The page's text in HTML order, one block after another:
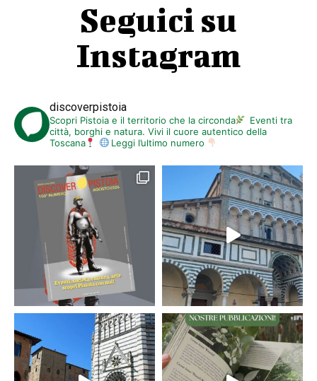
Seguici su
Instagram
discoverpistoia
Scopri Pistoia e il territorio che la circonda
Eventi tra
città, borghi e natura. Vivi il cuore autentico della
Toscana
Leggi l’ultimo numero